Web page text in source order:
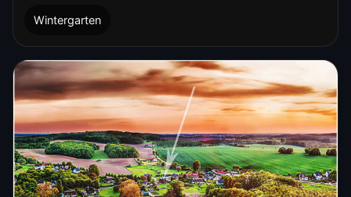
Wintergarten